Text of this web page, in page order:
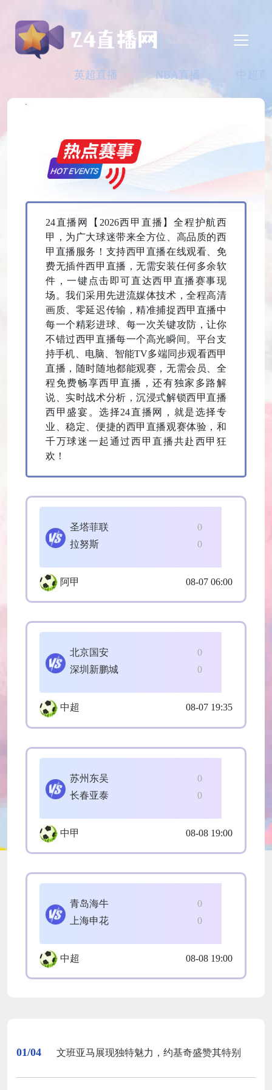
英超直播 NBA直播
24直播网【2026西甲直播】全程护航西
甲，为广大球迷带来全方位、高品质的西
甲直播服务！支持西甲直播在线观看、免
费无插件西甲直播，无需安装任何多余软
件，一键点击即可直达西甲直播赛事现
场。我们采用先进流媒体技术，全程高清
画质、零延迟传输，精准捕捉西甲直播中
每一个精彩进球、每一次关键攻防，让你
不错过西甲直播每一个高光瞬间。平台支
持手机、电脑、智能TV多端同步观看西甲
直播，随时随地都能观赛，无需会员、全
程免费畅享西甲直播，还有独家多路解
说、实时战术分析，沉浸式解锁西甲直播
西甲盛宴。选择24直播网，就是选择专
业、稳定、便捷的西甲直播观赛体验，和
千万球迷一起通过西甲直播共赴西甲狂
欢！
0
圣塔菲联
0
拉努斯
阿甲 08-07 06:00
0
北京国安
0
深圳新鹏城
中超 08-07 19:35
0
苏州东吴
0
长春亚泰
中甲 08-08 19:00
0
青岛海牛
0
上海申花
中超 08-08 19:00
01/04 文班亚马展现独特魅力，约基奇盛赞其特别